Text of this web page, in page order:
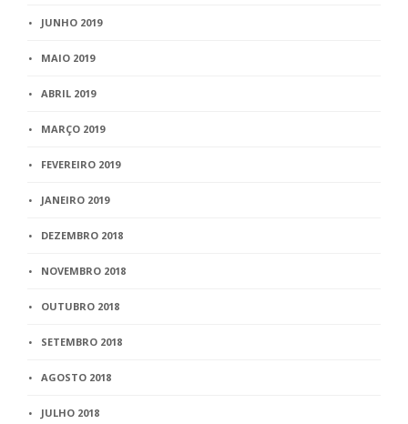
JUNHO 2019
MAIO 2019
ABRIL 2019
MARÇO 2019
FEVEREIRO 2019
JANEIRO 2019
DEZEMBRO 2018
NOVEMBRO 2018
OUTUBRO 2018
SETEMBRO 2018
AGOSTO 2018
JULHO 2018